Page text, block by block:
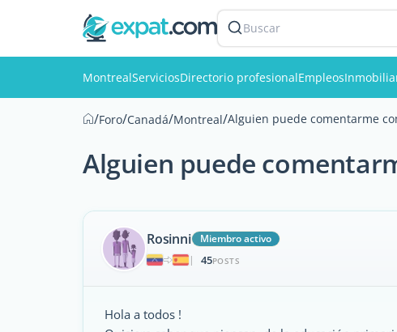
Buscar
MontrealServiciosDirectorio profesionalEmpleos
/Foro/Canadá/Montreal/Alguien puede comentarme
Alguien puede
Rosinni
Miembro activo
|
45POSTS
Hola a todos !